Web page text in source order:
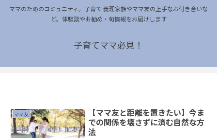
ママのためのコミュニティ。子育て 義理家族やママ友の上手なお付き合いな
ど。体験談やお勧め・旬情報をお届けします
子育てママ必見！
ママ友
【ママ友と距離を置きたい】今ま
での関係を壊さずに済む自然な方
法